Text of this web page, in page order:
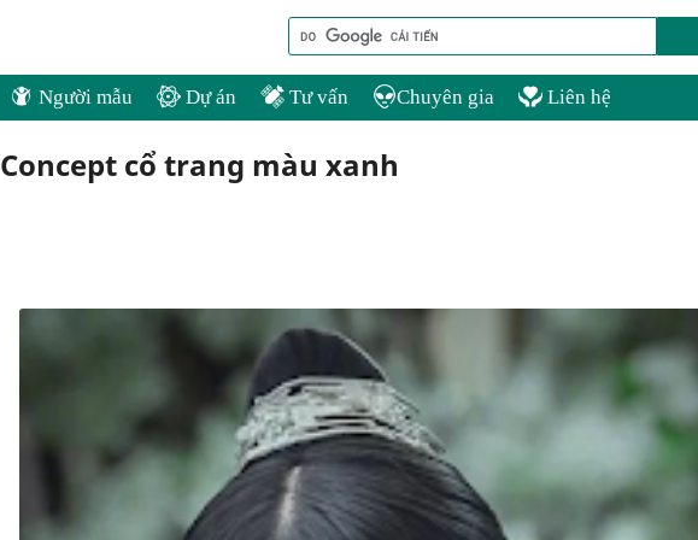
Người mẫu Dự án Tư vấn Chuyên gia Liên hệ
Concept cổ trang màu xanh